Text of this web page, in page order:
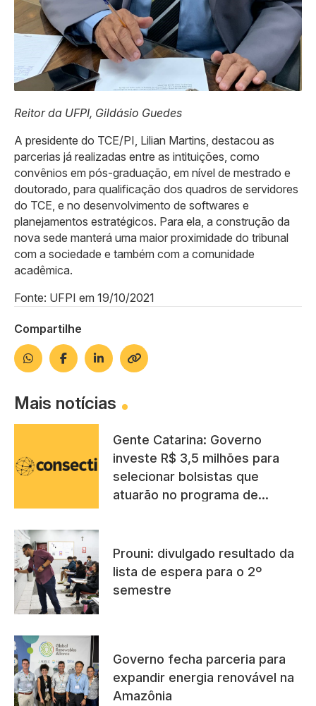
Reitor da UFPI, Gildásio Guedes
A presidente do TCE/PI, Lilian Martins, destacou as
parcerias já realizadas entre as intituições, como
convênios em pós-graduação, em nível de mestrado e
doutorado, para qualificação dos quadros de servidores
do TCE, e no desenvolvimento de softwares e
planejamentos estratégicos. Para ela, a construção da
nova sede manterá uma maior proximidade do tribunal
com a sociedade e também com a comunidade
acadêmica.
Fonte: UFPI em 19/10/2021
Compartilhe
Mais notícias
Gente Catarina: Governo
investe R$ 3,5 milhões para
selecionar bolsistas que
atuarão no programa de
Prouni: divulgado resultado da
lista de espera para o 2º
semestre
Governo fecha parceria para
expandir energia renovável na
Amazônia